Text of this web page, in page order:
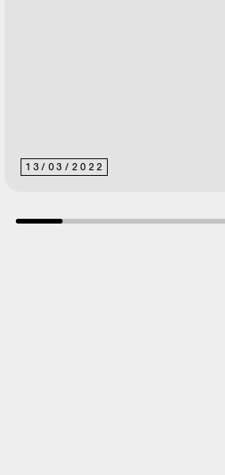
13/ 03/ 2022